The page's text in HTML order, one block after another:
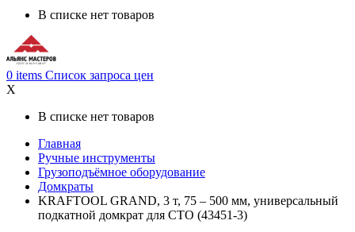
В списке нет товаров
0 items Список запроса цен
X
В списке нет товаров
Главная
Ручные инструменты
Грузоподъёмное оборудование
Домкраты
KRAFTOOL GRAND, 3 т, 75 – 500 мм, универсальный
подкатной домкрат для СТО (43451-3)